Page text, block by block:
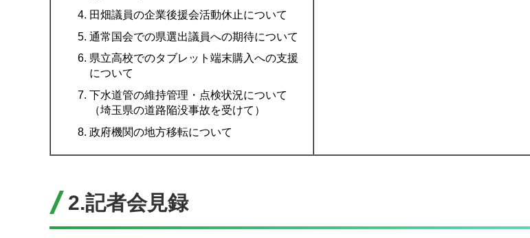
田畑議員の企業後援会活動休止について
通常国会での県選出議員への期待について
県立高校でのタブレット端末購入への支援
について
下水道管の維持管理・点検状況について
（埼玉県の道路陥没事故を受けて）
政府機関の地方移転について
2.記者会見録